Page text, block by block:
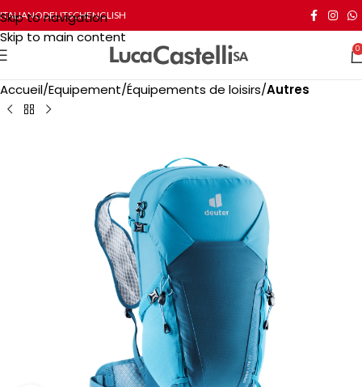
Skip to navigation
Skip to main content
ITALIANODEUTSCHENGLISH
0
Accueil Equipement Équipements de loisirs Autres